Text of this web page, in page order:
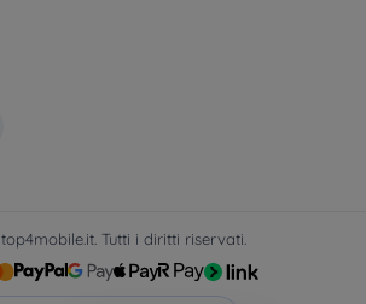
top4mobile.it. Tutti i diritti riservati.